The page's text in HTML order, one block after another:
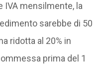
IVA mensilmente, la
sarebbe di 50
ridotta al 20% in
prima del 1